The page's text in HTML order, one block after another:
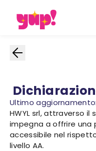
Ultimo
HWYL srl, attraverso il
impegna a offrire
accessibile nel
livello AA.